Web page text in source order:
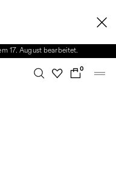
unser Kundenservice nicht
17. August bearbeitet.
0